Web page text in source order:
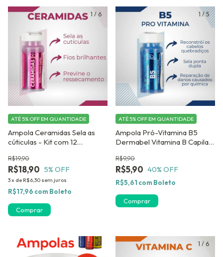
1 / 6
Ampola Ceramidas Sela as
cúticulas - Kit com 12
R$18,90
R$19,90
5% OFF
3x de R$6,30 sem juros
ATÉ 5% OFF EM QUANTIDADE
R$17,96 com Boleto
1 /5
Ampola Pró-Vitamina B5
Dermabel Vitamina B Capilar
e pontas duplas
R$5,90
R$9,90
40% OFF
ATÉ 5% OFF EM QUANTIDADE
R$5,61 com Boleto
Comprar
1 / 10 1 / 6